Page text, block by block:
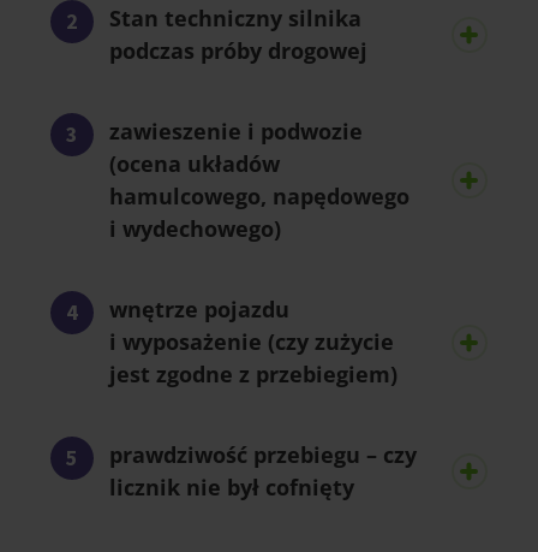
Stan techniczny silnika
podczas próby drogowej
zawieszenie i podwozie
(ocena układów
hamulcowego, napędowego
i wydechowego)
wnętrze pojazdu
i wyposażenie (czy zużycie
jest zgodne z przebiegiem)
prawdziwość przebiegu – czy
licznik nie był cofnięty